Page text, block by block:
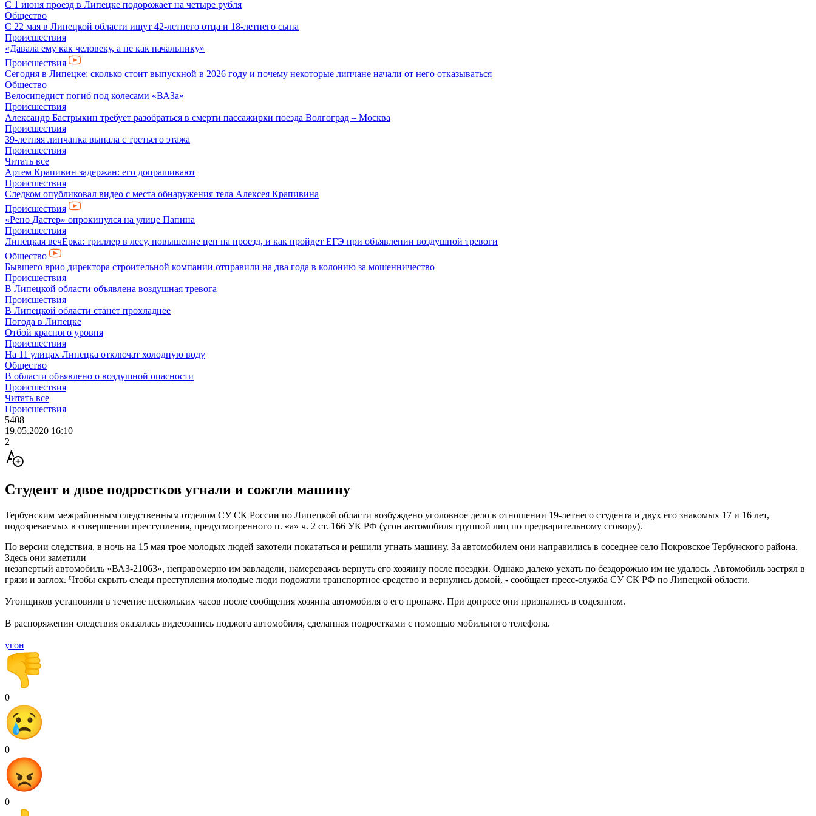
С 1 июня проезд в Липецке подорожает на четыре рубля
Общество
С 22 мая в Липецкой области ищут 42-летнего отца и 18-летнего сына
Происшествия
«Давала ему как человеку, а не как начальнику»
Происшествия
Сегодня в Липецке: сколько стоит выпускной в 2026 году и почему некоторые липчане начали от него отказываться
Общество
Велосипедист погиб под колесами «ВАЗа»
Происшествия
Александр Бастрыкин требует разобраться в смерти пассажирки поезда Волгоград – Москва
Происшествия
39-летняя липчанка выпала с третьего этажа
Происшествия
Читать все
Артем Крапивин задержан: его допрашивают
Происшествия
Следком опубликовал видео с места обнаружения тела Алексея Крапивина
Происшествия
«Рено Дастер» опрокинулся на улице Папина
Происшествия
Липецкая вечЁрка: триллер в лесу, повышение цен на проезд, и как пройдет ЕГЭ при объявлении воздушной тревоги
Общество
Бывшего врио директора строительной компании отправили на два года в колонию за мошенничество
Происшествия
В Липецкой области объявлена воздушная тревога
Происшествия
В Липецкой области станет прохладнее
Погода в Липецке
Отбой красного уровня
Происшествия
На 11 улицах Липецка отключат холодную воду
Общество
В области объявлено о воздушной опасности
Происшествия
Читать все
Происшествия
5408
19.05.2020 16:10
2
Студент и двое подростков угнали и сожгли машину
Тербунским межрайонным следственным отделом СУ СК России по Липецкой области возбуждено уголовное дело в отношении 19-летнего студента и двух его знакомых 17 и 16 лет,
подозреваемых в совершении преступления, предусмотренного п. «а» ч. 2 ст. 166 УК РФ (угон автомобиля группой лиц по предварительному сговору).
По версии следствия, в ночь на 15 мая трое молодых людей захотели покататься и решили угнать машину. За автомобилем они направились в соседнее село Покровское Тербунского района.
Здесь они заметили
незапертый автомобиль «ВАЗ-21063», неправомерно им завладели, намереваясь вернуть его хозяину после поездки. Однако далеко уехать по бездорожью им не удалось. Автомобиль застрял в
грязи и заглох. Чтобы скрыть следы преступления молодые люди подожгли транспортное средство и вернулись домой, - сообщает пресс-служба СУ СК РФ по Липецкой области.
Угонщиков установили в течение нескольких часов после сообщения хозяина автомобиля о его пропаже. При допросе они признались в содеянном.
В распоряжении следствия оказалась видеозапись поджога автомобиля, сделанная подростками с помощью мобильного телефона.
угон
0
0
0